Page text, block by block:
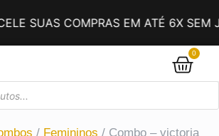
COMPRAS EM ATÉ 6X SEM JUROS
0
/ Femininos / Combo – victoria